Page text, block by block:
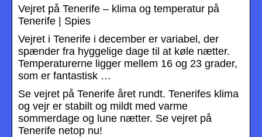
Vejret på Tenerife – klima og temperatur på
Tenerife | Spies
Vejret i Tenerife i december er variabel, der
spænder fra hyggelige dage til at køle nætter.
Temperaturerne ligger mellem 16 og 23 grader,
som er fantastisk …
Se vejret på Tenerife året rundt. Tenerifes klima
og vejr er stabilt og mildt med varme
sommerdage og lune nætter. Se vejret på
Tenerife netop nu!